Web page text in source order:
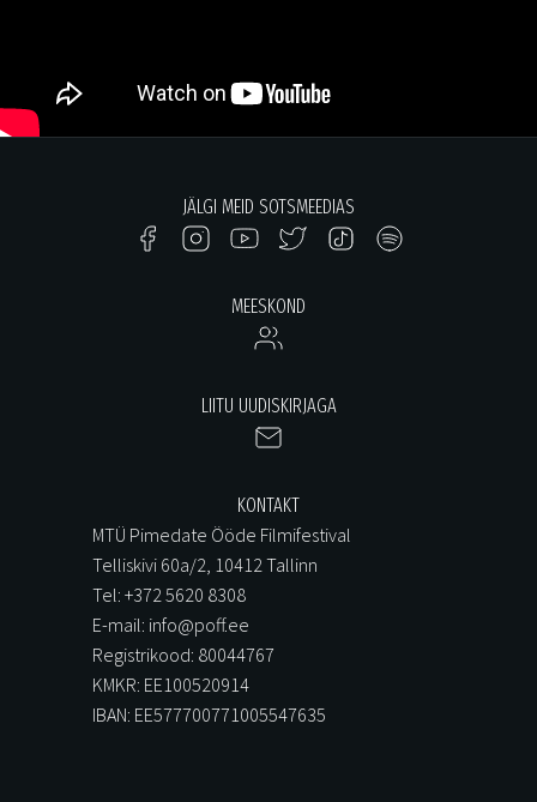
JÄLGI MEID SOTSMEEDIAS
MEESKOND
LIITU UUDISKIRJAGA
KONTAKT
MTÜ Pimedate Ööde Filmifestival
Telliskivi 60a/2, 10412 Tallinn
Tel: +372 5620 8308
E-mail: info@poff.ee
Registrikood: 80044767
KMKR: EE100520914
IBAN: EE577700771005547635